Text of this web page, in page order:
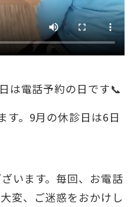
は電話予約の日です📞
す。9月の休診日は6日
います。毎回、お電話
変、ご迷惑をおかけし